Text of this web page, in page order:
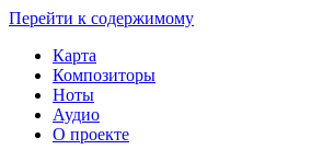
Перейти к содержимому
Карта
Композиторы
Ноты
Аудио
О проекте